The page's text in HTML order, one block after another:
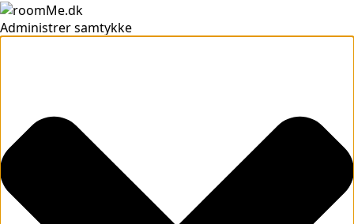
Administrer samtykke